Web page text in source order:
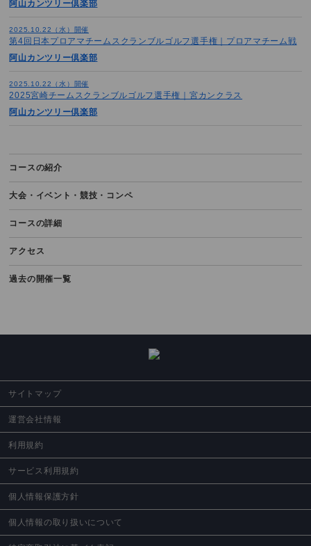
第11回Enjoy!スクランブルゴルフ大会｜西日本ダブルス戦（ダブルペリ
2026.05.06（水祝）
第11回Enjoy!スクランブルゴルフ大会｜西日本チーム戦（ダブルペリ
2026.05.06（水祝）
2026ミックスペアスクランブルゴルフ選手権｜スクラッチ戦｜西日本ブ
2026.05.06（水祝）
2026ミックスペアスクランブルゴルフ選手権｜シニアスクラッチ戦｜西
日本ブロック｜1stステージ｜第4予選
2026.05.06（水祝）
2026ミックスペアスクランブルゴルフ選手権｜ダブルペリア戦｜西日本
ブロック｜1stステージ｜第4予選
2025.09.15（月祝）
2025いい夫婦ペアスクランブルゴルフ選手権｜スクラッチ戦｜西日本ブ
2025.09.15（月祝）
2025いい夫婦ペアスクランブルゴルフ選手権｜シニアダブルス戦｜西日
本ブロック｜1stステージ｜第12予選
2025.09.15（月祝）
ア）｜第12予選
2025.09.15（月祝）
第8回Enjoy!スクランブルゴルフ大会｜西日本チーム戦（ダブルペリア）
｜第12予選
阿山カンツリー倶楽部
2025.10.22（水）開催
第4回日本プロアマチームスクランブルゴルフ選手権｜プロアマチーム戦
阿山カンツリー倶楽部
2025.10.22（水）開催
2025宮崎チームスクランブルゴルフ選手権｜宮カンクラス
阿山カンツリー倶楽部
コースの紹介
大会・イベント・競技・コンペ
コースの詳細
アクセス
過去の開催一覧
サイトマップ
運営会社情報
利用規約
サービス利用規約
個人情報保護方針
個人情報の取り扱いについて